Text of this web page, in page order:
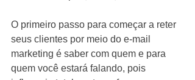
O primeiro passo para começar a reter
seus clientes por meio do e-mail
marketing é saber com quem e para
quem você estará falando, pois